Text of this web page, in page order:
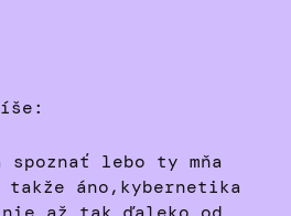
spoznať lebo ty mňa
áno,kybernetika